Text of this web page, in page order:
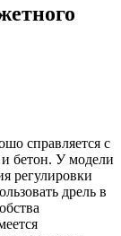
справляется с
бетон. У модели
регулировки
дрель в